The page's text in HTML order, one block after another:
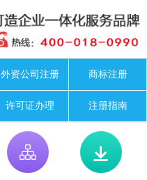
外资公司注册 商标注册
许可证办理 注册指南
 